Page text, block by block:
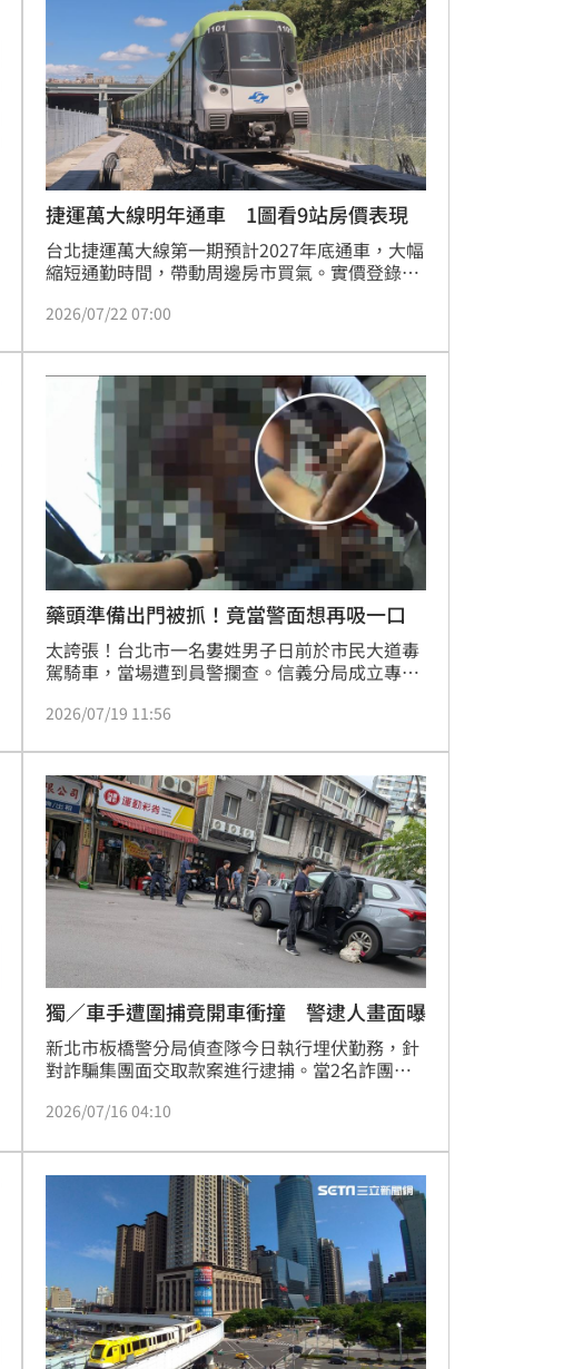
捷運萬大線明年通車 1圖看9站房價表現
台北捷運萬大線第一期預計2027年底通車，大幅
縮短通勤時間，帶動周邊房市買氣。實價登錄顯
熱門交易站點。其中，莒光站憑藉4字頭親民房
聯新北中永和與台北市，中和站因具雙捷運交會
優勢，機能成熟；加蚋站則以北市門牌與相對實
惠的5字頭房價，吸引首購族目光。隨著聯開案
與都更計畫推動，萬大線沿線房產潛力看漲，建
議有通勤需求的購屋族，可趁早佈局潛力站點，
享受未來交通升級帶來的房價增值效益。
2026/07/22 07:00
藥頭準備出門被抓！竟當警面想再吸一口
太誇張！台北市一名婁姓男子日前於市民大道毒
駕騎車，當場遭到員警攔查。信義分局成立專案
子，於16日持拘票至新北市板橋區逮人，發現涂
著。然而，在拘提過程中，涂男竟還拿起手中的
「喪屍煙彈」囂張地想當員警的面再吸一口，當
場遭到呵斥，全案依法移送法辦。
2026/07/19 11:56
獨／車手遭圍捕竟開車衝撞 警逮人畫面曝
新北市板橋警分局偵查隊今日執行埋伏勤務，針
對詐騙集團面交取款案進行逮捕。當2名詐團車
開車衝撞拒捕。警方迅速調派2輛偵防車進行前
配合下車，警方果斷採取破窗行動，將2人拉下
壓制逮捕。過程中，一名偵查員不慎遭破碎玻璃
割傷，緊急送醫包紮後所幸並無大礙。目前警方
正針對該起詐騙集團案件深入追查，並釐清相關
犯罪細節，以防範類似詐騙手法持續危害社會。
2026/07/16 04:10